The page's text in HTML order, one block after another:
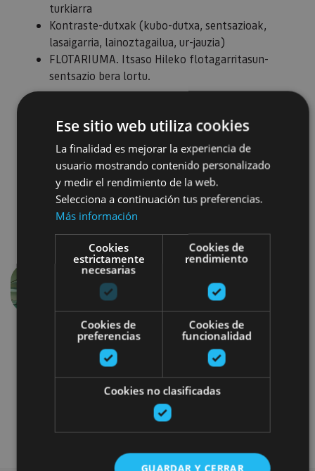
turkiarra
Kontraste-dutxak (kubo-dutxa, sentsazioak,
lasaigarria, lainoztagailua, ur-jauzia)
FLOTARIUMA. Itsaso Hileko flotagarritasun-
sentsazio bera lortu.
Animatuko zara?
Ese sitio web utiliza cookies
La finalidad es mejorar la experiencia de
usuario mostrando contenido personalizado
y medir el rendimiento de la web.
Selecciona a continuación tus preferencias.
Más información
Cookies
estrictamente
necesarias
Cookies de
rendimiento
Cookies de
preferencias
Cookies de
funcionalidad
Cookies no clasificadas
GUARDAR Y CERRAR